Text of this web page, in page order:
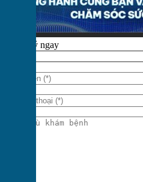
Đăng ký ngay